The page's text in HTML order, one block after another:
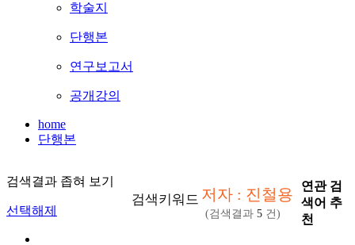
학술지
단행본
연구보고서
공개강의
home
단행본
검색결과 좁혀 보기
선택해제
검색키워드 저자 : 진철용
(검색결과 5 건)
연관 검
색어 추
천